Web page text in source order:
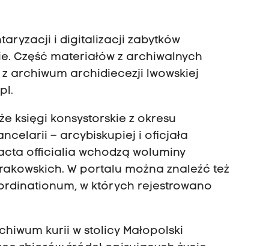
i digitalizacji zabytków
Część materiałów z archiwalnych
archiwum archidiecezji lwowskiej
.
księgi konsystorskie z okresu
– arcybiskupiej i oficjała
officialia wchodzą woluminy
W portalu można znaleźć też
w których rejestrowano
kurii w stolicy Małopolski